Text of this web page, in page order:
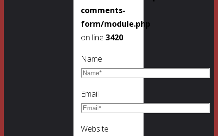
comments-
form/module.php
on line 3420
Name
Email
Website